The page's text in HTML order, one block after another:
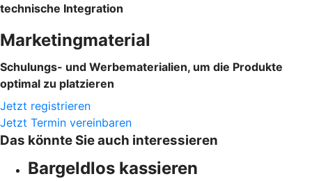
technische Integration
Marketingmaterial
Schulungs- und Werbematerialien, um die Produkte
optimal zu platzieren
Jetzt registrieren
Jetzt Termin vereinbaren
Das könnte Sie auch interessieren
Bargeldlos kassieren